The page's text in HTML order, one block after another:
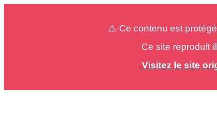
⚠️ Ce contenu est
Ce site reproduit
Visitez le site